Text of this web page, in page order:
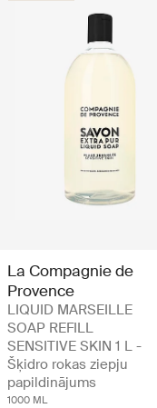
La Compagnie de
Provence
LIQUID MARSEILLE
SOAP REFILL
SENSITIVE SKIN 1 L -
Šķidro rokas ziepju
papildinājums
1000 ML